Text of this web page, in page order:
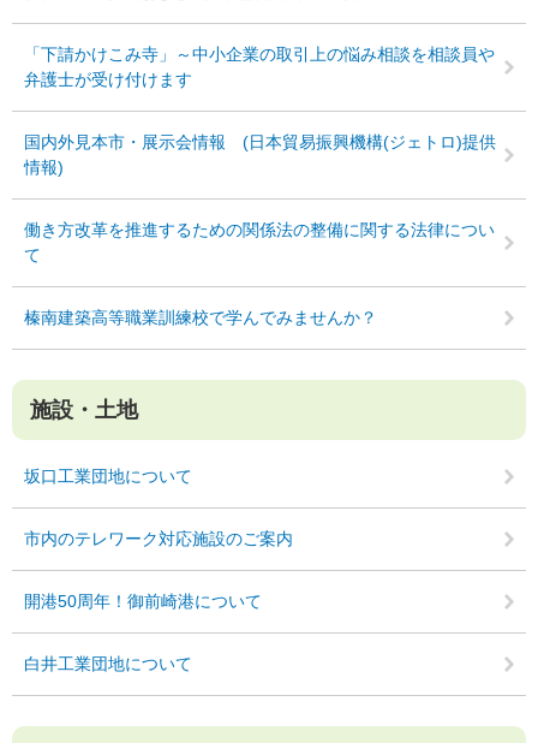
「下請かけこみ寺」～中小企業の取引上の悩み相談を相談員や
弁護士が受け付けます
国内外見本市・展示会情報 (日本貿易振興機構(ジェトロ)提供
情報)
働き方改革を推進するための関係法の整備に関する法律につい
て
榛南建築高等職業訓練校で学んでみませんか？
施設・土地
坂口工業団地について
市内のテレワーク対応施設のご案内
開港50周年！御前崎港について
白井工業団地について